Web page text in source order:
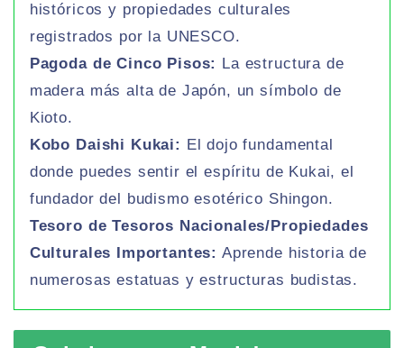
históricos y propiedades culturales
registrados por la UNESCO.
Pagoda de Cinco Pisos:
La estructura de
madera más alta de Japón, un símbolo de
Kioto.
Kobo Daishi Kukai:
El dojo fundamental
donde puedes sentir el espíritu de Kukai, el
fundador del budismo esotérico Shingon.
Tesoro de Tesoros Nacionales/Propiedades
Culturales Importantes: Aprende historia de
numerosas estatuas y estructuras budistas.